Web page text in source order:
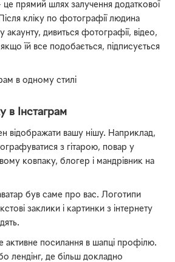
це прямий шлях залучення додаткової
кліку по фотографії людина
акаунту, дивиться фотографії, відео,
їй все подобається, підписується
в Інстаграм
відображати вашу нішу. Наприклад,
з гітарою, повар у
ковпаку, блогер і мандрівник на
був саме про вас. Логотипи
заклики і картинки з інтернету
активне посилання в шапці профілю.
лендінг, де більш докладно